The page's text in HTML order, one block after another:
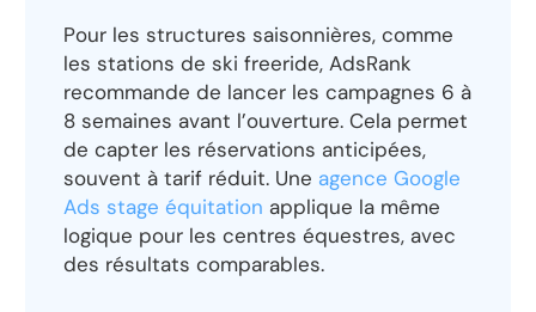
Pour les structures saisonnières, comme
les stations de ski freeride, AdsRank
recommande de lancer les campagnes 6 à
8 semaines avant l’ouverture. Cela permet
de capter les réservations anticipées,
souvent à tarif réduit. Une agence Google
Ads stage équitation applique la même
logique pour les centres équestres, avec
des résultats comparables.